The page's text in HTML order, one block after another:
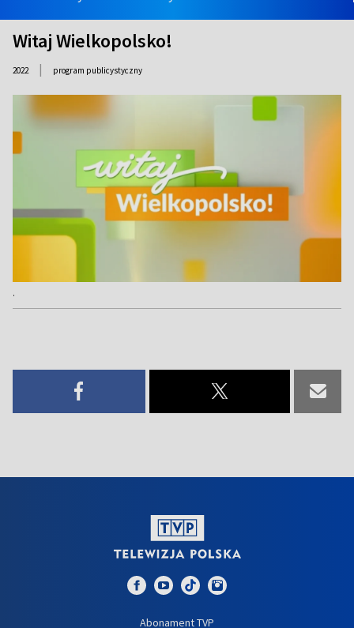
Witaj Wielkopolsko!
2022 | program publicystyczny
.
Abonament TVP